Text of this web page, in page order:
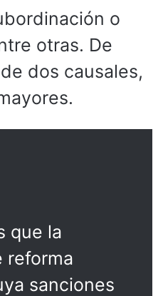
o
otras. De
dos causales,
que la
reforma
sanciones